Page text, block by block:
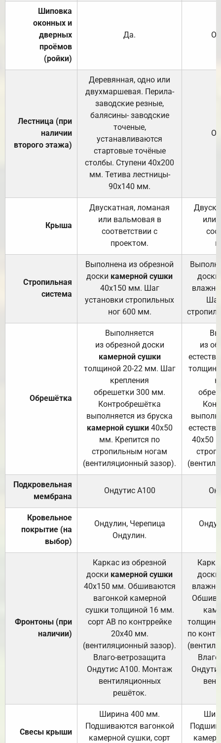
Шиповка
оконных и
дверных
проёмов
(ройки)
Да.
Лестница (при
наличии
второго этажа)
Деревянная, одно или
двухмаршевая. Перила-
заводские резные,
балясины- заводские
точеные,
устанавливаются
стартовые точёные
столбы. Ступени 40х200
мм. Тетива лестницы-
90х140 мм.
Крыша
Двускатная, ломаная
или вальмовая в
соответствии с
проектом.
или
Стропильная
система
Выполнена из обрезной
доски камерной сушки
40х150 мм. Шаг
установки стропильных
ног 600 мм.
доски
Обрешётка
Выполняется
из обрезной доски
камерной сушки
толщиной 20-22 мм. Шаг
крепления
обрешетки 300 мм.
Контробрешётка
выполняется из бруска
камерной сушки40х50
мм. Крепится по
стропильным ногам
(вентиляционный зазор).
из
40х50
Подкровельная
мембрана
Ондутис А100
Кровельное
покрытие (на
выбор)
Ондулин, Черепица
Ондулин.
Фронтоны (при
наличии)
Каркас из обрезной
доски камерной сушки
40х150 мм. Обшиваются
вагонкой камерной
сушки толщиной 16 мм.
сорт АВ по контррейке
20х40 мм.
(вентиляционный зазор).
Влаго-ветрозащита
Ондутис А100. Монтаж
вентиляционных
решёток.
доски
по
Свесы крыши
Ширина 400 мм.
Подшиваются вагонкой
камерной сушки, сорт